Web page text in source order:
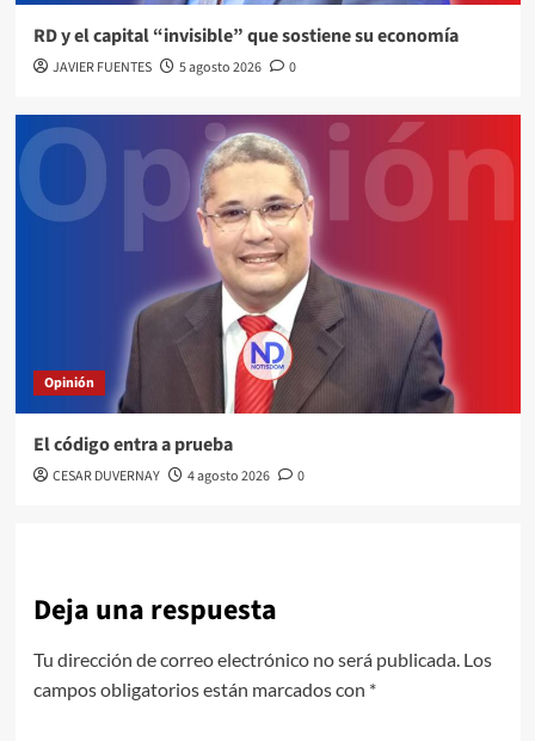
RD y el capital “invisible” que sostiene su economía
JAVIER FUENTES 5 agosto 2026 0
Opinión
El código entra a prueba
CESAR DUVERNAY 4 agosto 2026 0
Deja una respuesta
Tu dirección de correo electrónico no será publicada. Los
campos obligatorios están marcados con *